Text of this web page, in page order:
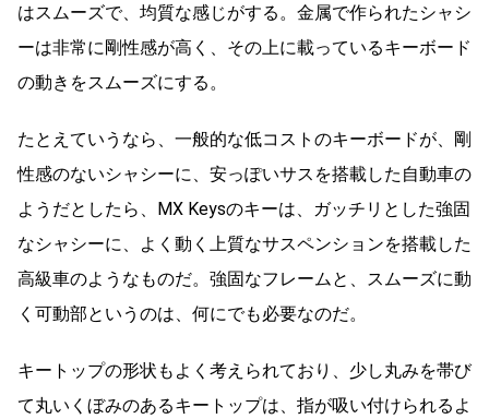
はスムーズで、均質な感じがする。金属で作られたシャシ
ーは非常に剛性感が高く、その上に載っているキーボード
の動きをスムーズにする。
たとえていうなら、一般的な低コストのキーボードが、剛
性感のないシャシーに、安っぽいサスを搭載した自動車の
ようだとしたら、MX Keysのキーは、ガッチリとした強固
なシャシーに、よく動く上質なサスペンションを搭載した
高級車のようなものだ。強固なフレームと、スムーズに動
く可動部というのは、何にでも必要なのだ。
キートップの形状もよく考えられており、少し丸みを帯び
て丸いくぼみのあるキートップは、指が吸い付けられるよ